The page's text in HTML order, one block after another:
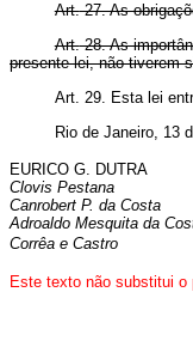
Art.27. As
Art.28. As
presente lei, não tiverem
Art. 29. Esta lei
Rio de Janeiro, 13
EURICO G. DUTRA
Clovis Pestana
Canrobert P. da Costa
Adroaldo Mesquita da
Corrêa e Castro
Este texto não substitui